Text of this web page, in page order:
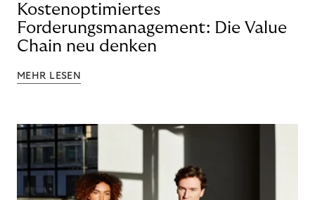
Kostenoptimiertes
Forderungsmanagement: Die Value
Chain neu denken
MEHR LESEN